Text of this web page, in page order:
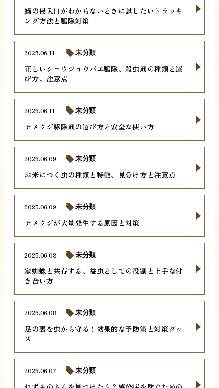
蟻の侵入口がわからないときに試したいトラッキ
ング方法と駆除対策
正しいショウジョウバエ駆除、殺虫剤の種類と選
び方、注意点
2025.06.11 未分類
ナメクジ駆除剤の選び方と安全な使い方
2025.06.11 未分類
お米につく虫の種類と特徴、見分け方と注意点
2025.06.09 未分類
ナメクジが大量発生する原因と対策
2025.06.09 未分類
家蜘蛛と共存する、益虫としての役割と上手な付
き合い方
2025.06.08 未分類
足の裏を虫から守る！効果的な予防策と対策グッ
ズ
2025.06.08 未分類
2025.06.07 未分類